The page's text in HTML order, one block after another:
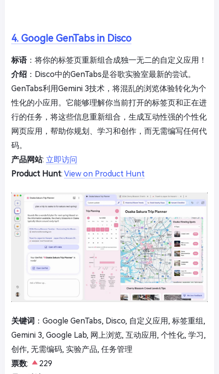
4. Google GenTabs in Disco
标语：将你的标签页重新组合成独一无二的自定义应用！
介绍 ：Disco中的GenTabs是谷歌实验室最新的尝试。
GenTabs利用Gemini 3技术，将混乱的浏览体验转化为个
性化的小应用。它能够理解你当前打开的标签页和正在进
行的任务，将这些信息重新组合，生成互动性强的个性化
网页应用，帮助你规划、学习和创作，而无需编写任何代
码。
产品网站: 立即访问
Product Hunt: View on Product Hunt
关键词 ：Google GenTabs, Disco, 自定义应用, 标签重组,
Gemini 3, Google Lab, 网上浏览, 互动应用, 个性化, 学习,
创作, 无需编码, 实验产品, 任务管理
票数:
229